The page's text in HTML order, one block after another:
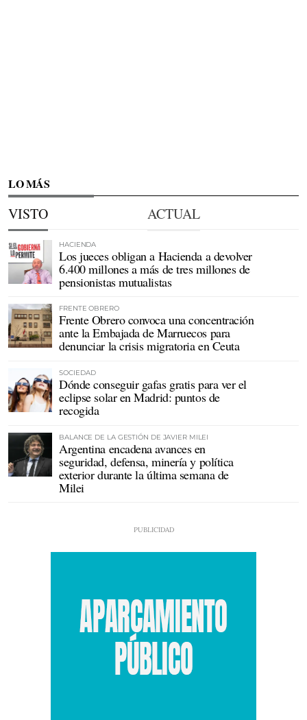
LO MÁS
VISTO ACTUAL
HACIENDA
Los jueces obligan a Hacienda a devolver
6.400 millones a más de tres millones de
pensionistas mutualistas
FRENTE OBRERO
Frente Obrero convoca una concentración
ante la Embajada de Marruecos para
denunciar la crisis migratoria en Ceuta
SOCIEDAD
Dónde conseguir gafas gratis para ver el
eclipse solar en Madrid: puntos de
recogida
BALANCE DE LA GESTIÓN DE JAVIER MILEI
Argentina encadena avances en
seguridad, defensa, minería y política
exterior durante la última semana de
Milei